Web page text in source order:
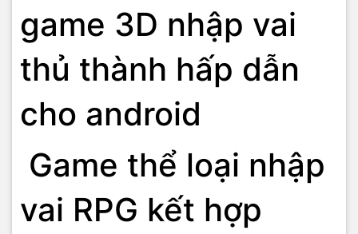
game 3D nhập vai
thủ thành hấp dẫn
cho android
Game thể loại nhập
vai RPG kết hợp